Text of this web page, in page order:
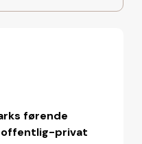
førende
offentlig-privat